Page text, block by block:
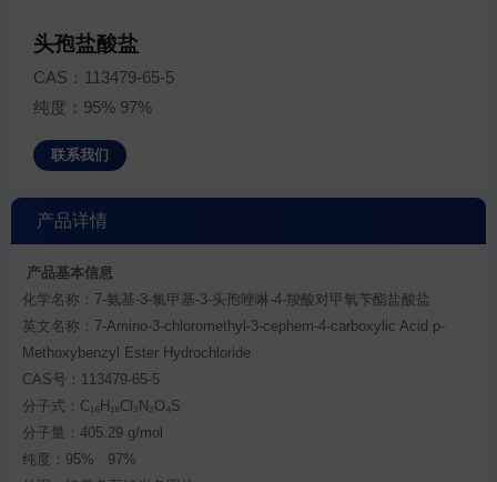
头孢盐酸盐
CAS：113479-65-5
纯度：95% 97%
联系我们
产品详情
产品基本信息
化学名称：7-氨基-3-氯甲基-3-头孢唑啉-4-羧酸对甲氧苄酯盐酸盐
英文名称：7-Amino-3-chloromethyl-3-cephem-4-carboxylic Acid p-
Methoxybenzyl Ester Hydrochloride
CAS号：113479-65-5
分子式：C₁₆H₁₈Cl₂N₂O₄S
分子量：405.29 g/mol
纯度：95% 97%